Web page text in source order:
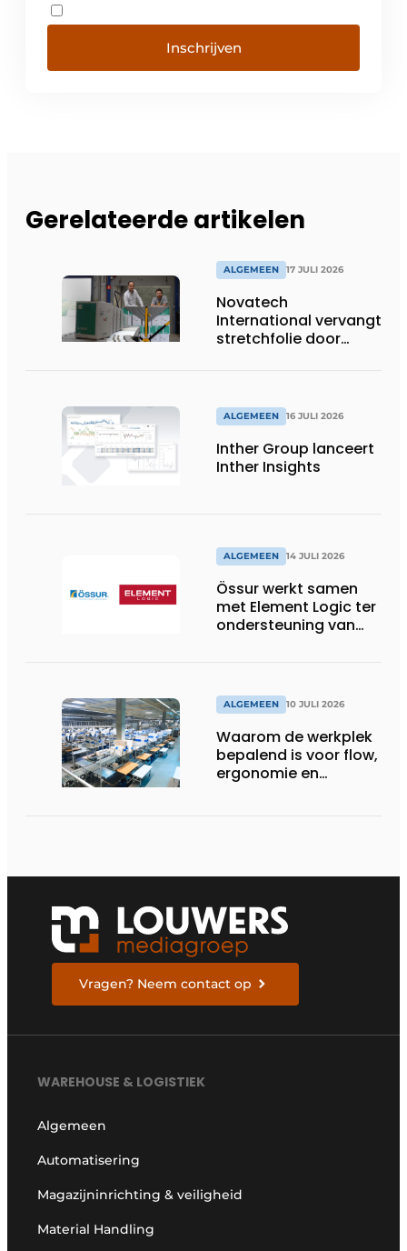
Inschrijven
Gerelateerde artikelen
ALGEMEEN 17 JULI 2026
Novatech
International vervangt
stretchfolie door
ALGEMEEN 16 JULI 2026
Inther Group lanceert
Inther Insights
ALGEMEEN 14 JULI 2026
Össur werkt samen
met Element Logic ter
ondersteuning van
ALGEMEEN 10 JULI 2026
Waarom de werkplek
bepalend is voor flow,
ergonomie en
Vragen? Neem contact op
WAREHOUSE & LOGISTIEK
Algemeen
Automatisering
Magazijninrichting & veiligheid
Material Handling